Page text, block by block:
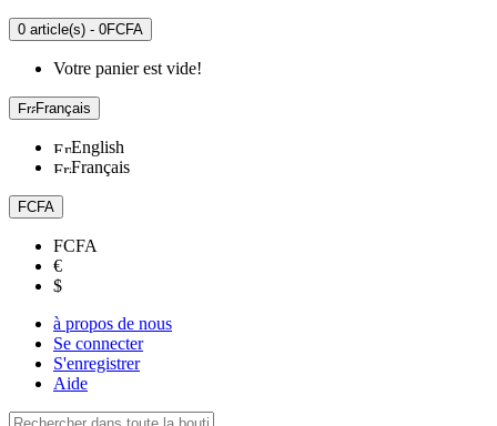
0 article(s) - 0FCFA
Votre panier est vide!
Français
English
Français
FCFA
FCFA
€
$
à propos de nous
Se connecter
S'enregistrer
Aide